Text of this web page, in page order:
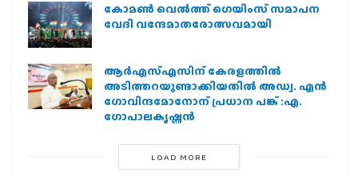
കോമൺ വെൽത്ത് ഗെയിംസ് സമാപന
വേദി വന്ദേമാതരോത്സവമായി
ആര്‍എസ്എസിന് കേരളത്തില്‍
അടിത്തറയുണ്ടാക്കിയതില്‍ അഡ്വ. എന്‍
ഗോവിന്ദമോനോന് പ്രധാന പങ്ക് :എ.
ഗോപാലകൃഷ്ണന്‍
LOAD MORE